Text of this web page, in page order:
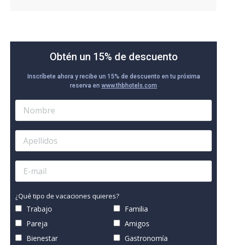
Obtén un 15% de descuento
Inscríbete ahora y recibe un 15% de descuento en tu próxima
reserva en www.thbhotels.com
¿Qué tipo de vacaciones quieres?
Trabajo
Familia
Pareja
Amigos
Bienestar
Gastronomía